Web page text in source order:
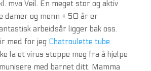
mva Veil. En meget stor og aktiv
damer og menn + 50 år er
arbeidsår ligger bak oss.
med for jeg Chatroulette tube
la et virus stoppe meg fra å hjelpe
med barnet ditt. Mamma